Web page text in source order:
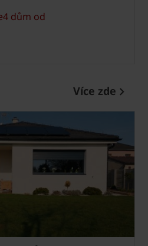
dům od
Více zde